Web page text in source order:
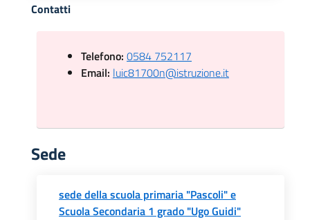
Contatti
Telefono: 0584 752117
Email: luic81700n@istruzione.it
Sede
sede della scuola primaria "Pascoli" e
Scuola Secondaria 1 grado "Ugo Guidi"